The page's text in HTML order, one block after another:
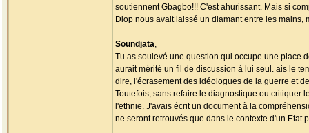
soutiennent Gbagbo!!! C'est ahurissant. Mais si
Diop nous avait laissé un diamant entre les
Soundjata,
Tu as soulevé une question qui occupe une place
aurait mérité un fil de discussion à lui seul. ais le
dire, l'écrasement des idéologues de la guerre et
Toutefois, sans refaire le diagnostique ou critiquer
l'ethnie. J'avais écrit un document à la
ne seront retrouvés que dans le contexte d'un Etat